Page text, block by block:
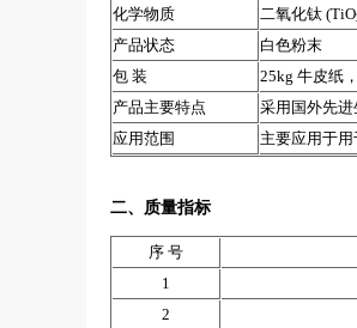
化学物质 二氧化钛 (TiO
产品状态
白色粉末
包 装
25kg 牛皮纸
产品主要特点
采用国外先进
应用范围
主要应用于
二、质量指标
序 号
1
2